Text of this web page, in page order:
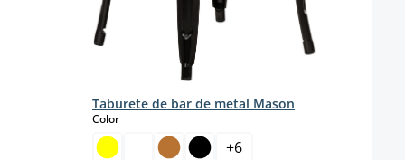
Taburete de bar de metal Mason
Colorselect
+6